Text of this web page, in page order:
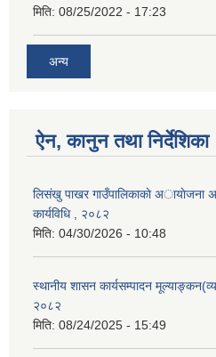
मिति: 08/25/2022 - 17:23
अन्य
ऐन, कानुन तथा निर्देशिका
लिसंखु पाखर गाउँपालिकाकाे अायाेजना
कार्यविधि , २०८२
मिति: 04/30/2026 - 10:48
स्थानीय शासन कार्यसम्पादन
२०८२
मिति: 08/24/2025 - 15:49